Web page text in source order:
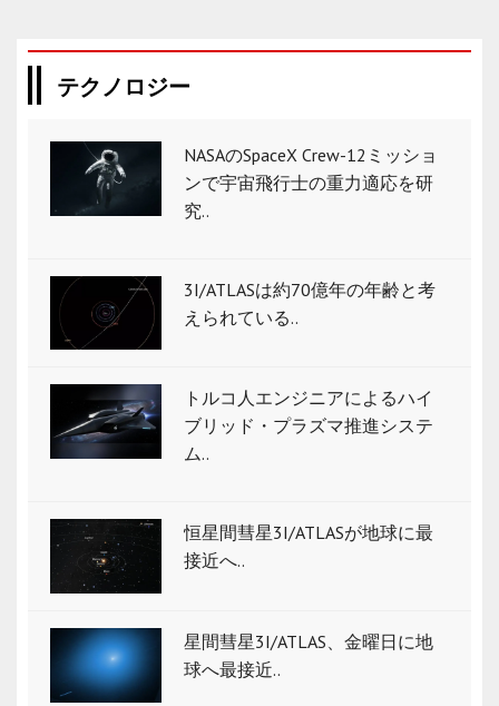
テクノロジー
NASAのSpaceX Crew-12ミッショ
ンで宇宙飛行士の重力適応を研
究..
3I/ATLASは約70億年の年齢と考
えられている..
トルコ人エンジニアによるハイ
ブリッド・プラズマ推進システ
ム..
恒星間彗星3I/ATLASが地球に最
接近へ..
星間彗星3I/ATLAS、金曜日に地
球へ最接近..